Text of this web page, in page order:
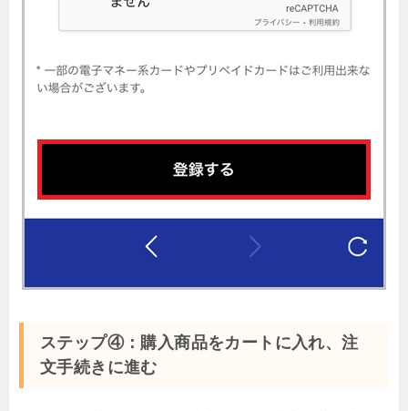
ステップ④：購入商品をカートに入れ、注
文手続きに進む